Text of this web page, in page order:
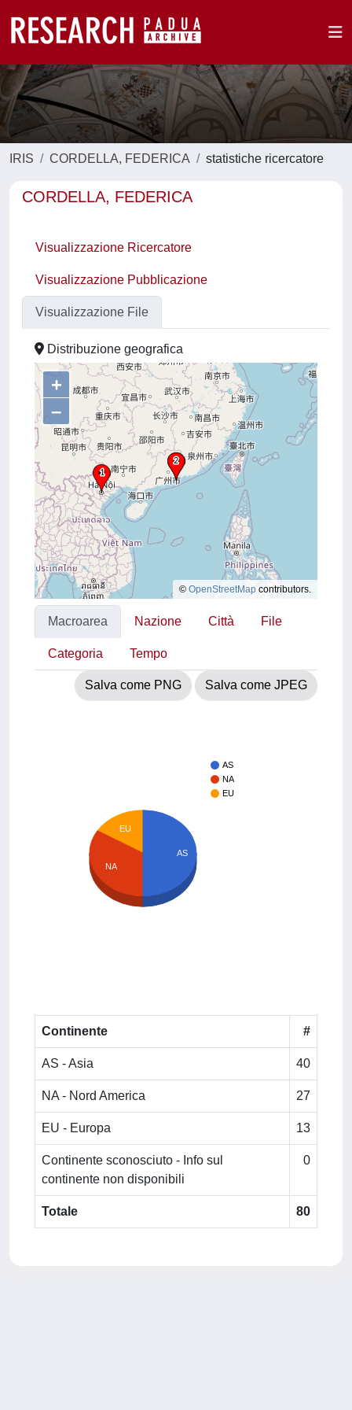
IRIS CORDELLA, FEDERICA statistiche ricercatore
CORDELLA, FEDERICA
Visualizzazione Ricercatore
Visualizzazione Pubblicazione
Visualizzazione File
Distribuzione geografica
+
–
© OpenStreetMap contributors.
Macroarea Nazione Città File
Categoria Tempo
Salva come PNG Salva come JPEG
AS
NA
EU
EU
NA
AS
Continente #
AS - Asia 40
NA - Nord America 27
EU - Europa 13
Continente sconosciuto - Info sul
continente non disponibili
0
Totale 80